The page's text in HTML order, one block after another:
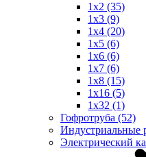
1x2 (35)
1x3 (9)
1x4 (20)
1x5 (6)
1x6 (6)
1x7 (6)
1x8 (15)
1x16 (5)
1x32 (1)
Гофротруба (52)
Индустриальные
Электрический